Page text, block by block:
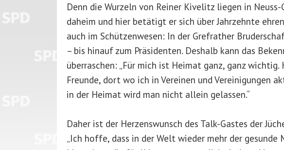
Denn die Wurzeln von Reiner Kivelitz liegen in
daheim und hier betätigt er sich über Jahrzehnte
auch im Schützenwesen: In der Grefrather
– bis hinauf zum Präsidenten. Deshalb kann das
überraschen: „Für mich ist Heimat ganz, ganz
Freunde, dort wo ich in Vereinen und Vereinigungen
in der Heimat wird man nicht allein gelassen.“
Daher ist der Herzenswunsch des Talk-Gastes der
„Ich hoffe, dass in der Welt wieder mehr der gesunde